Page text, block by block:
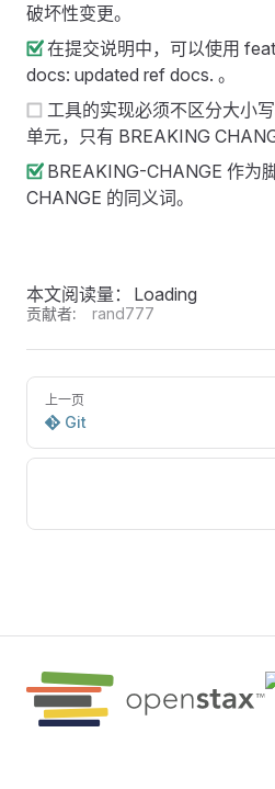
破坏性变更。
在提交说明中，可以使用
docs: updated ref docs. 。
工具的实现必须不区分大小
单元，只有 BREAKING
BREAKING-CHANGE 作为
CHANGE 的同义词。
本文阅读量： Loading
贡献者: rand777
上一页
Git